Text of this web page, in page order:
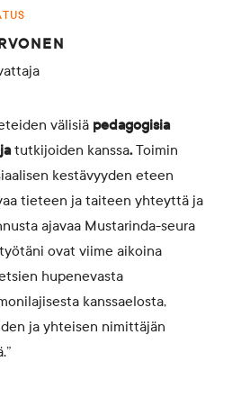
välisiä pedagogisia
tutkijoiden kanssa.Toimin
kestävyyden eteen
tieteen ja taiteen yhteyttä ja
ajavaa Mustarinda-seura
ovat viime aikoina
hupenevasta
kanssaelosta,
ja yhteisen nimittäjän